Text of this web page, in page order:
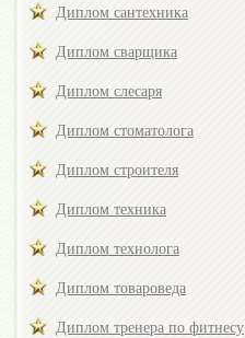
Диплом сантехника
Диплом сварщика
Диплом слесаря
Диплом стоматолога
Диплом строителя
Диплом техника
Диплом технолога
Диплом товароведа
Диплом тренера по фитнесу